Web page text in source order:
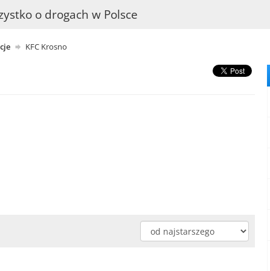
o drogach w Polsce
KFC Krosno